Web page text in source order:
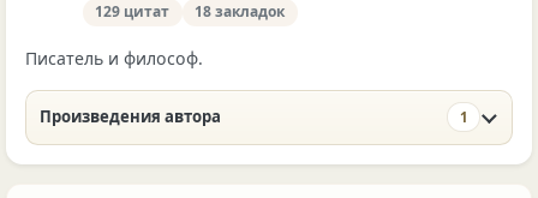
129 цитат 18 закладок
Писатель и философ.
Произведения автора 1